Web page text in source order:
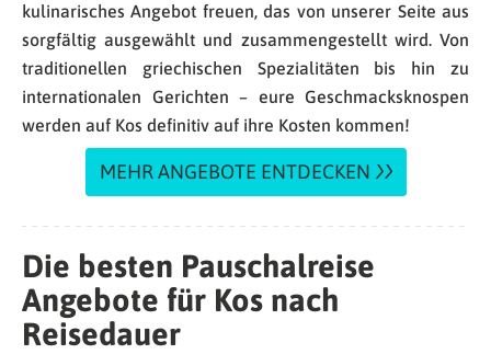
kulinarisches Angebot freuen, das von unserer Seite aus
sorgfältig ausgewählt und zusammengestellt wird. Von
traditionellen griechischen Spezialitäten bis hin zu
internationalen Gerichten – eure Geschmacksknospen
werden auf Kos definitiv auf ihre Kosten kommen!
MEHR ANGEBOTE ENTDECKEN
Die besten Pauschalreise
Angebote für Kos nach
Reisedauer